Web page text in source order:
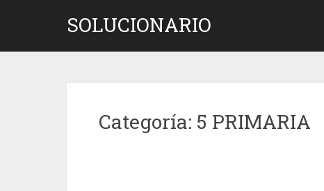
SOLUCIONARIO
Categoría: 5 PRIMARIA